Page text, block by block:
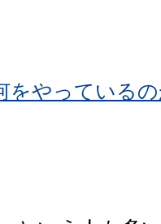
をやっている